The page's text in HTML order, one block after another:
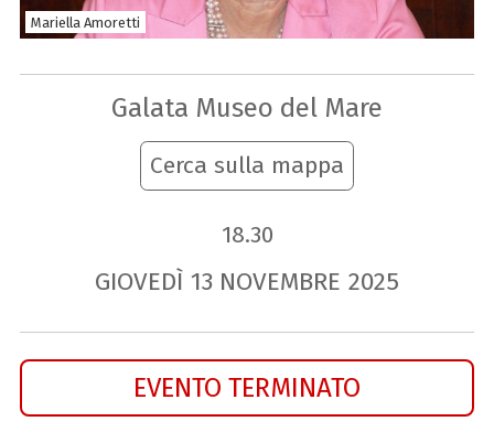
Mariella Amoretti
Galata Museo del Mare
Cerca sulla mappa
18.30
GIOVEDÌ 13 NOVEMBRE 2025
EVENTO TERMINATO